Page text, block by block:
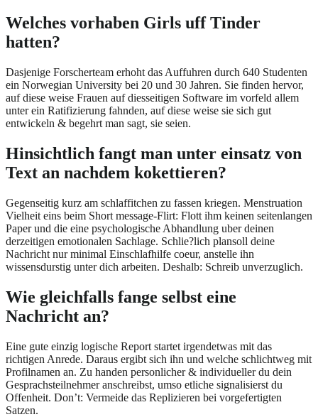
Welches vorhaben Girls uff Tinder
hatten?
Dasjenige Forscherteam erhoht das Auffuhren durch 640 Studenten
ein Norwegian University bei 20 und 30 Jahren. Sie finden hervor,
auf diese weise Frauen auf diesseitigen Software im vorfeld allem
unter ein Ratifizierung fahnden, auf diese weise sie sich gut
entwickeln & begehrt man sagt, sie seien.
Hinsichtlich fangt man unter einsatz von
Text an nachdem kokettieren?
Gegenseitig kurz am schlaffitchen zu fassen kriegen. Menstruation
Vielheit eins beim Short message-Flirt: Flott ihm keinen seitenlangen
Paper und die eine psychologische Abhandlung uber deinen
derzeitigen emotionalen Sachlage. Schlie?lich plansoll deine
Nachricht nur minimal Einschlafhilfe coeur, anstelle ihn
wissensdurstig unter dich arbeiten. Deshalb: Schreib unverzuglich.
Wie gleichfalls fange selbst eine
Nachricht an?
Eine gute einzig logische Report startet irgendetwas mit das
richtigen Anrede. Daraus ergibt sich ihn und welche schlichtweg mit
Profilnamen an. Zu handen personlicher & individueller du dein
Gesprachsteilnehmer anschreibst, umso etliche signalisierst du
Offenheit. Don’t: Vermeide das Replizieren bei vorgefertigten
Satzen.